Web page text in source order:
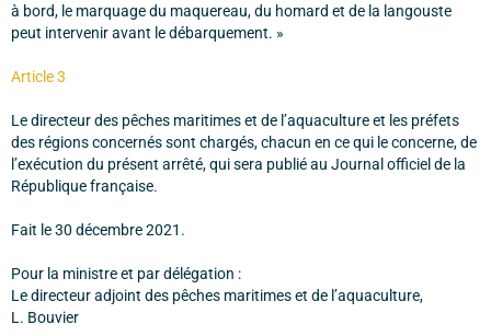
à bord, le marquage du maquereau, du homard et de la langouste
peut intervenir avant le débarquement. »
Article 3
Le directeur des pêches maritimes et de l’aquaculture et les préfets
des régions concernés sont chargés, chacun en ce qui le concerne, de
l’exécution du présent arrêté, qui sera publié au Journal officiel de la
République française.
Fait le 30 décembre 2021.
Pour la ministre et par délégation :
Le directeur adjoint des pêches maritimes et de l’aquaculture,
L. Bouvier